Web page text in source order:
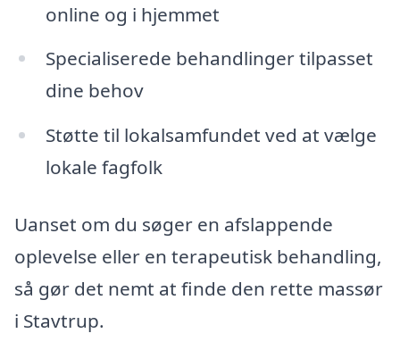
online og i hjemmet
Specialiserede behandlinger tilpasset
dine behov
Støtte til lokalsamfundet ved at vælge
lokale fagfolk
Uanset om du søger en afslappende
oplevelse eller en terapeutisk behandling,
så gør det nemt at finde den rette massør
i Stavtrup.